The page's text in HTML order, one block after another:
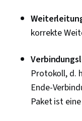
korrekte
Protokoll, d.
Ende-
Paket ist